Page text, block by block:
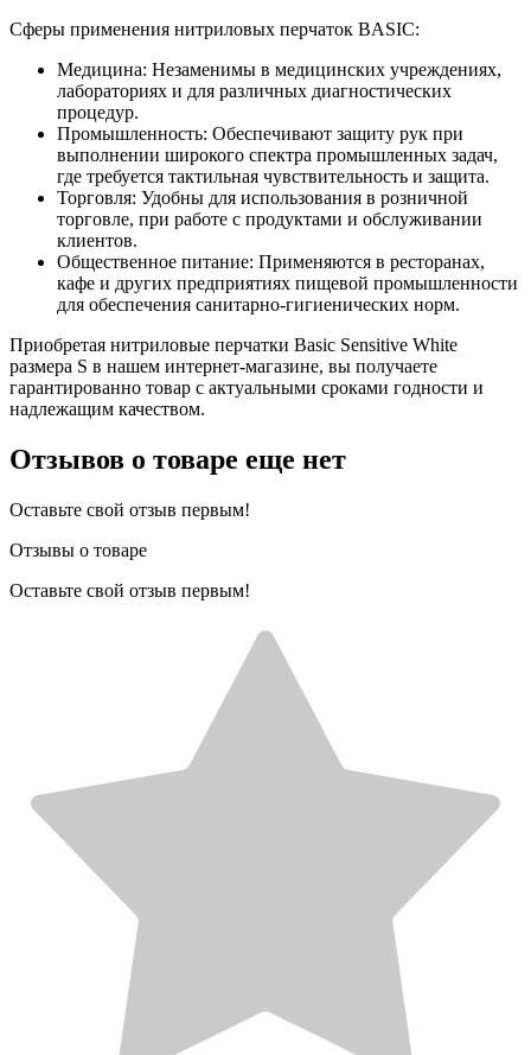
Сферы применения нитриловых перчаток BASIC:
Медицина: Незаменимы в медицинских учреждениях,
лабораториях и для различных диагностических
процедур.
Промышленность: Обеспечивают защиту рук при
выполнении широкого спектра промышленных задач,
где требуется тактильная чувствительность и защита.
Торговля: Удобны для использования в розничной
торговле, при работе с продуктами и обслуживании
клиентов.
Общественное питание: Применяются в ресторанах,
кафе и других предприятиях пищевой промышленности
для обеспечения санитарно-гигиенических норм.
Приобретая нитриловые перчатки Basic Sensitive White
размера S в нашем интернет-магазине, вы получаете
гарантированно товар с актуальными сроками годности и
надлежащим качеством.
Отзывов о товаре еще нет
Оставьте свой отзыв первым!
Отзывы о товаре
Оставьте свой отзыв первым!